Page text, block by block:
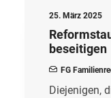
25. März 2025
beseitigen
FG
Diejenigen,